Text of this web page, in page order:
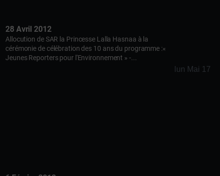
28 Avril 2012
Allocution de SAR la Princesse Lalla Hasnaa à la
cérémonie de célébration des 10 ans du programme :«
Jeunes Reporters pour l'Environnement » -...
lun Mai 17